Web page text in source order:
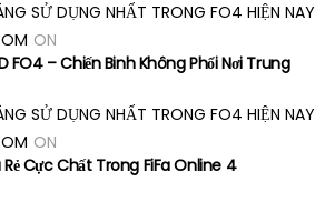
SỬ DỤNG NHẤT TRONG FO4 HIỆN NAY
ON
FO4 – Chiến Binh Không Phổi Nơi Trung
SỬ DỤNG NHẤT TRONG FO4 HIỆN NAY
ON
Cực Chất Trong FiFa Online 4